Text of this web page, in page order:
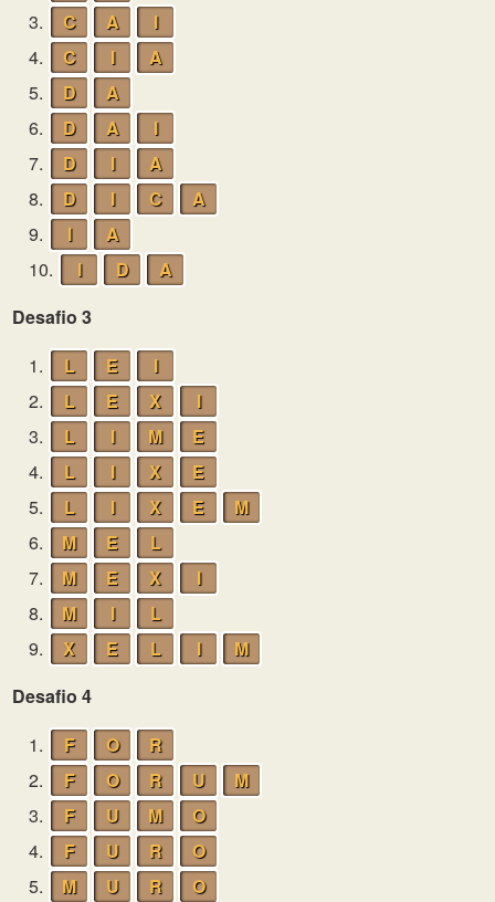
3.
C A
I
4.
C I
A
5.
D
A
6.
D A
I
7.
D I
A
8.
D I C
A
9.
I
A
10.
I D
A
Desafio 3
1.
L E
I
2.
L E X
I
3.
L I M
E
4.
L I X
E
5.
L I X E
M
6.
M E
L
7.
M E X
I
8.
M I
L
9.
X E L I
M
Desafio 4
1.
F O
R
2.
F O R U
M
3.
F U M
O
4.
F U R
O
5.
M U R
O